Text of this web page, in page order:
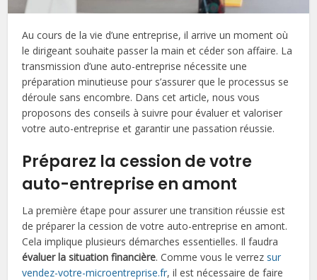
Au cours de la vie d’une entreprise, il arrive un moment où
le dirigeant souhaite passer la main et céder son affaire. La
transmission d’une auto-entreprise nécessite une
préparation minutieuse pour s’assurer que le processus se
déroule sans encombre. Dans cet article, nous vous
proposons des conseils à suivre pour évaluer et valoriser
votre auto-entreprise et garantir une passation réussie.
Préparez la cession de votre
auto-entreprise en amont
La première étape pour assurer une transition réussie est
de préparer la cession de votre auto-entreprise en amont.
Cela implique plusieurs démarches essentielles. Il faudra
évaluer la situation financière. Comme vous le verrez sur
vendez-votre-microentreprise.fr, il est nécessaire de faire